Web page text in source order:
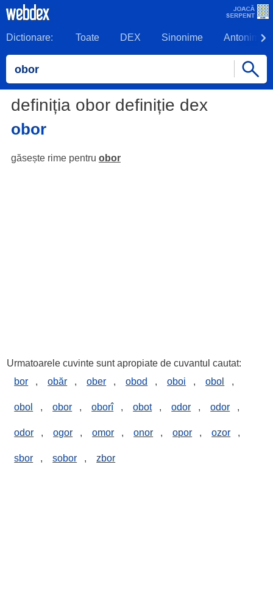
Dictionare: Toate DEX Sinonime Antonime
definiția obor definiție dex
obor
găsește rime pentru obor
Urmatoarele cuvinte sunt apropiate de cuvantul cautat:
bor
, obăr , ober , obod , oboi , obol ,
obol , obor , oborî , obot , odor , odor ,
odor , ogor , omor , onor , opor , ozor ,
sbor , sobor , zbor